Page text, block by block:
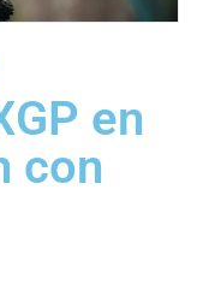
en
con